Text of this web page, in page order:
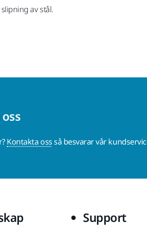
av stål.
Kontakta ossså besvarar vår
Support